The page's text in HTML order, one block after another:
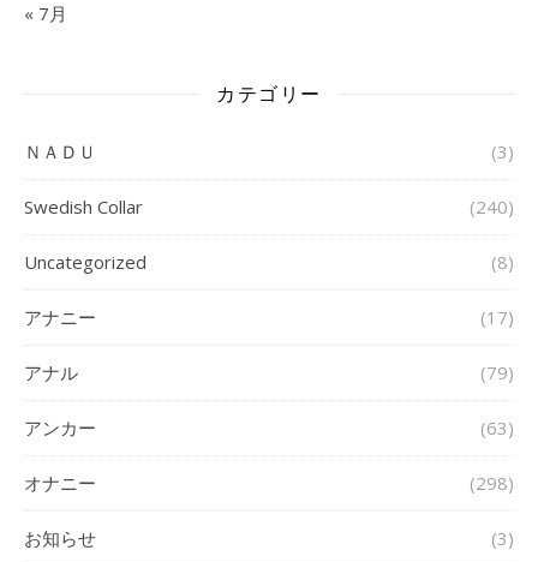
« 7月
カテゴリー
ＮＡＤＵ (3)
Swedish Collar (240)
Uncategorized (8)
アナニー (17)
アナル (79)
アンカー (63)
オナニー (298)
お知らせ (3)